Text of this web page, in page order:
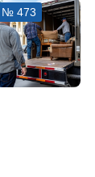
№ 473